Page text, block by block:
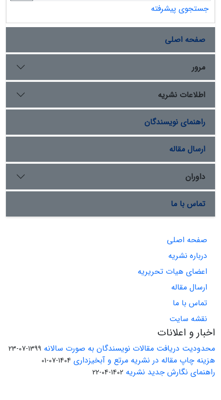
جستجوی پیشرفته
صفحه اصلی
مرور
اطلاعات نشریه
راهنمای نویسندگان
ارسال مقاله
داوران
تماس با ما
صفحه اصلی
درباره نشریه
اعضای هیات تحریریه
ارسال مقاله
تماس با ما
نقشه سایت
اخبار و اعلانات
محدودیت دریافت مقالات نویسندگان به صورت سالانه 1399-07-23
هزینه چاپ مقاله در نشریه مرتع و آبخیزداری 1404-07-01
راهنمای نگارش جدید نشریه 1402-04-22